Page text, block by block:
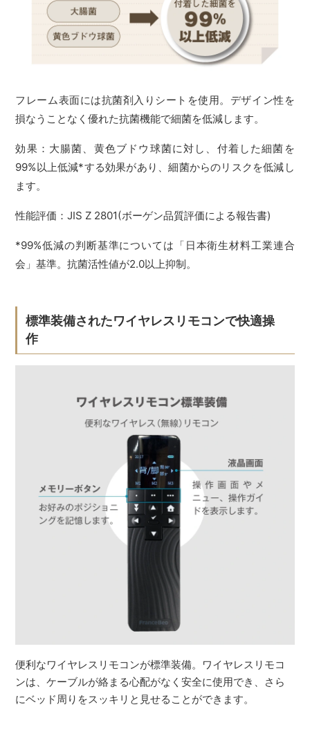
フレーム表面には抗菌剤入りシートを使用。デザイン性を
損なうことなく優れた抗菌機能で細菌を低減します。
効果：大腸菌、黄色ブドウ球菌に対し、付着した細菌を
99%以上低減*する効果があり、細菌からのリスクを低減し
ます。
性能評価：JIS Z 2801(ボーゲン品質評価による報告書)
*99%低減の判断基準については「日本衛生材料工業連合
会」基準。抗菌活性値が2.0以上抑制。
標準装備されたワイヤレスリモコンで快適操
作
便利なワイヤレスリモコンが標準装備。ワイヤレスリモコ
ンは、ケーブルが絡まる心配がなく安全に使用でき、さら
にベッド周りをスッキリと見せることができます。